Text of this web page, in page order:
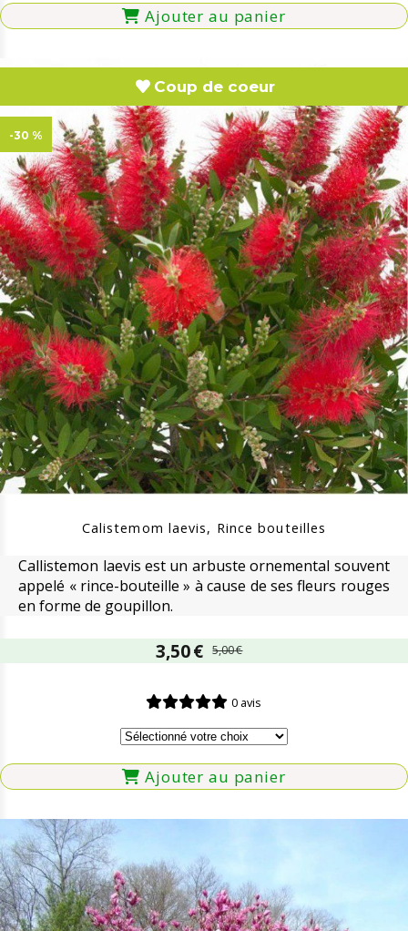
Ajouter au panier
-30 %
Calistemom laevis, Rince bouteilles
Callistemon laevis est un arbuste ornemental souvent
appelé « rince-bouteille » à cause de ses fleurs rouges
en forme de goupillon.
3,50€ 5,00€
0 avis
Ajouter au panier
Coup de coeur